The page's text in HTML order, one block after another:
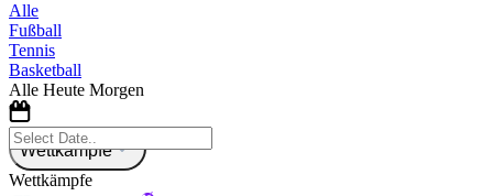
Alle
Fußball
Tennis
Basketball
Alle Heute Morgen
Wettkämpfe
Wettkämpfe